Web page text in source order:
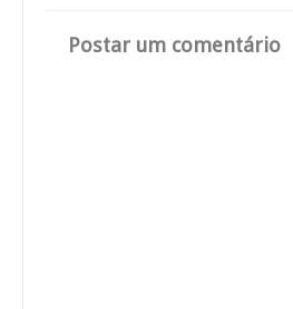
Postar um comentário